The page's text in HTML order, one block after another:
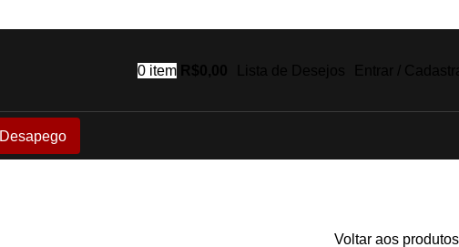
0 item
Desapego
Voltar aos produtos